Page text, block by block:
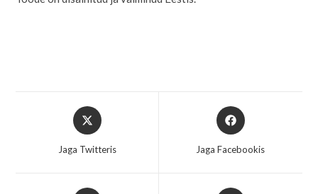
Jaga Twitteris Jaga Facebookis